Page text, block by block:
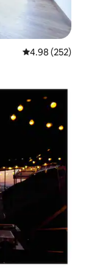
औसत रेटिंग 5 में से
4.98 (252)